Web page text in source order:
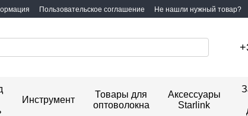
Пользовательское соглашение Не нашли нужный товар?
Инструмент
Товары для
оптоволокна
Аксессуары
Starlink